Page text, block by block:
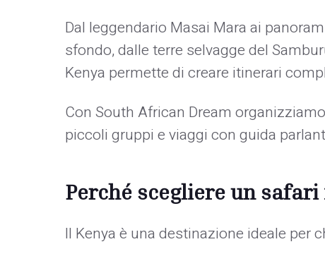
Dal leggendario Masai Mara ai
sfondo, dalle terre selvagge del
Kenya permette di creare itinerari
Con South African Dream
piccoli gruppi e viaggi con guida
Perché scegliere un safari
Il Kenya è una destinazione ideale per